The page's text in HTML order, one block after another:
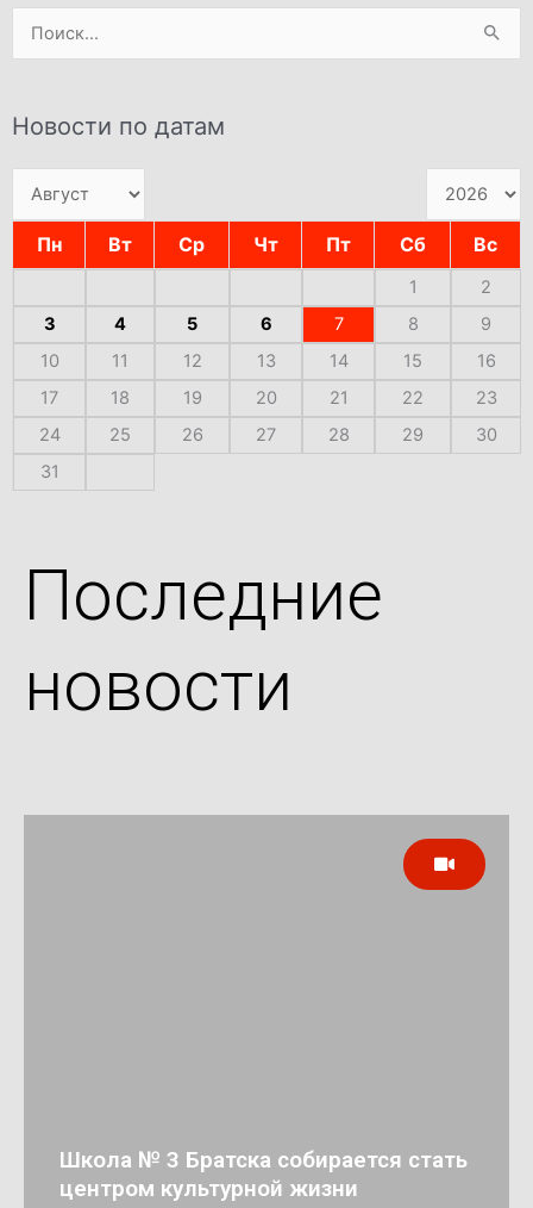
Поиск:
Новости по датам
Пн Вт Ср Чт Пт Сб Вс
1
2
3
4 5 6 7 8
9
10
11 12 13 14 15
16
17
18 19 20 21 22
23
24
25 26 27 28 29
30
31
Последние
новости
Школа № 3 Братска собирается стать
центром культурной жизни